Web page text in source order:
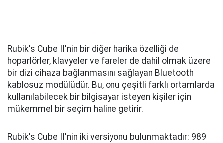
Rubik's Cube II'nin bir diğer harika özelliği de
hoparlörler, klavyeler ve fareler de dahil olmak üzere
bir dizi cihaza bağlanmasını sağlayan Bluetooth
kablosuz modülüdür. Bu, onu çeşitli farklı ortamlarda
kullanılabilecek bir bilgisayar isteyen kişiler için
mükemmel bir seçim haline getirir.
Rubik's Cube II'nin iki versiyonu bulunmaktadır: 989